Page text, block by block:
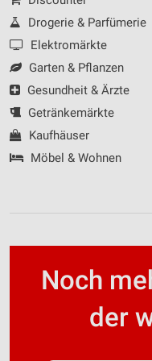
Drogerie & Parfümerie
Elektromärkte
Garten & Pflanzen
Gesundheit & Ärzte
Getränkemärkte
Kaufhäuser
Möbel & Wohnen
Noch
der